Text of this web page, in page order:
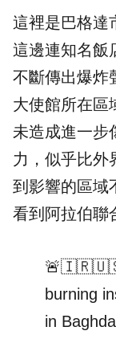
這裡是巴格達
這邊連知名飯
不斷傳出爆炸
大使館所在區
未造成進一步
力，似乎比外
到影響的區域
看到阿拉伯聯
burning
in